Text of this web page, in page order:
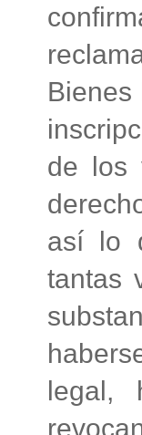
Bienes
de los
así lo
tantas
legal,